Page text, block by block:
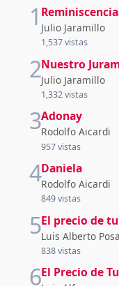
1 Julio Jaramillo
1,537 vistas
2Nuestro
Julio Jaramillo
1,332 vistas
3Adonay
Rodolfo Aicardi
957 vistas
4Daniela
Rodolfo Aicardi
849 vistas
5El precio de
Luis Alberto
838 vistas
6El Precio de